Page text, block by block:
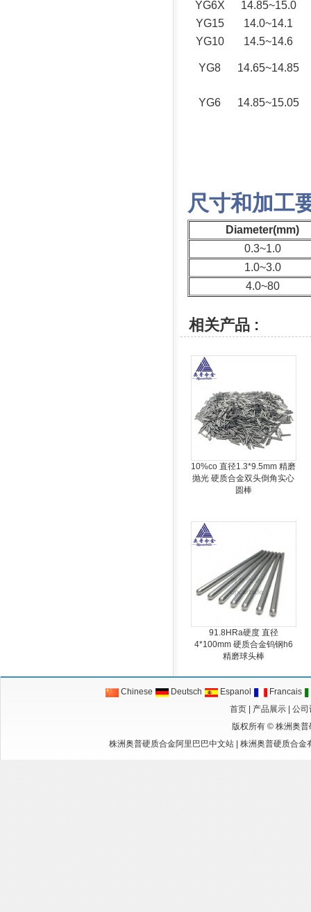
YG6X
14.85~15.0
YG15
14.0~14.1
YG10
14.5~14.6
YG8 14.65~14.85
YG6 14.85~15.05
尺寸和加工
Diameter(mm)
0.3~1.0
1.0~3.0
4.0~80
相关产品 :
10%co 直径1.3*9.5mm 精磨
抛光 硬质合金双头倒角实心
圆棒
91.8HRa硬度 直径
4*100mm 硬质合金钨钢h6
精磨球头棒
Chinese Deutsch Espanol
Francais
首页
产品展示
公司
版权所有 © 株洲奥普
株洲奥普硬质合金阿里巴巴中文站| 株洲奥普硬质合金